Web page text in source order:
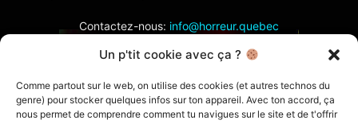
Un p'tit cookie avec ça ?
Comme partout sur le web, on utilise des cookies (et autres technos du
genre) pour stocker quelques infos sur ton appareil. Avec ton accord, ça
nous permet de comprendre comment tu navigues sur le site et de t'offrir
Contactez-nous: info@horreur.quebec
SUIVEZ NOUS